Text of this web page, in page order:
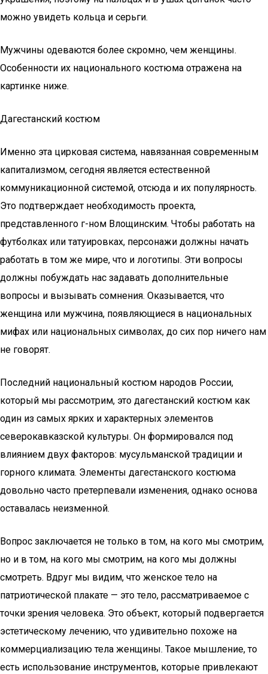
можно увидеть кольца и серьги.
Мужчины одеваются более скромно, чем женщины.
Особенности их национального костюма отражена на
картинке ниже.
Дагестанский костюм
Именно эта цирковая система, навязанная современным
капитализмом, сегодня является естественной
коммуникационной системой, отсюда и их популярность.
Это подтверждает необходимость проекта,
представленного г-ном Влощинским. Чтобы работать на
футболках или татуировках, персонажи должны начать
работать в том же мире, что и логотипы. Эти вопросы
должны побуждать нас задавать дополнительные
вопросы и вызывать сомнения. Оказывается, что
женщина или мужчина, появляющиеся в национальных
мифах или национальных символах, до сих пор ничего нам
не говорят.
Последний национальный костюм народов России,
который мы рассмотрим, это дагестанский костюм как
один из самых ярких и характерных элементов
северокавказской культуры. Он формировался под
влиянием двух факторов: мусульманской традиции и
горного климата. Элементы дагестанского костюма
довольно часто претерпевали изменения, однако основа
оставалась неизменной.
Вопрос заключается не только в том, на кого мы смотрим,
но и в том, на кого мы смотрим, на кого мы должны
смотреть. Вдруг мы видим, что женское тело на
патриотической плакате — это тело, рассматриваемое с
точки зрения человека. Это объект, который подвергается
эстетическому лечению, что удивительно похоже на
коммерциализацию тела женщины. Такое мышление, то
есть использование инструментов, которые привлекают